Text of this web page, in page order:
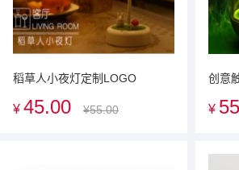
稻草人小夜灯定制LOGO
¥ 45.00 ¥55.00
创意
¥